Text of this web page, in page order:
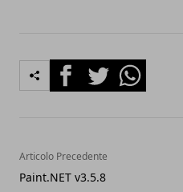
FacebookTwitterWhatsapp
Articolo Precedente
Paint.NET v3.5.8